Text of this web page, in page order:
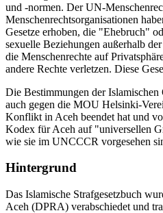
und -normen. Der UN-
Menschenrechtsorganisationen
Gesetze erhoben, die "Ehebruch"
sexuelle Beziehungen außerhalb
die Menschenrechte auf
andere Rechte verletzen. Diese
Die Bestimmungen der Islamischen
auch gegen die MOU Helsinki-
Konflikt in Aceh beendet hat und
Kodex für Aceh auf "universellen
wie sie im UNCCCR vorgesehen
Hintergrund
Das Islamische Strafgesetzbuch
Aceh (DPRA) verabschiedet und